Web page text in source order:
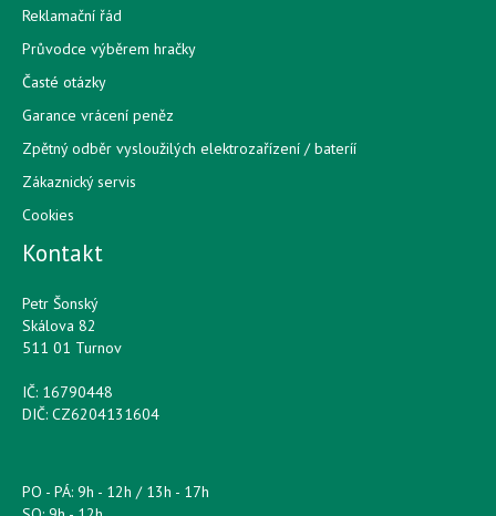
Reklamační řád
Průvodce výběrem hračky
Časté otázky
Garance vrácení peněz
Zpětný odběr vysloužilých elektrozařízení / bateríí
Zákaznický servis
Cookies
Kontakt
Petr Šonský
Skálova 82
511 01 Turnov
IČ: 16790448
DIČ: CZ6204131604
PO - PÁ: 9h - 12h / 13h - 17h